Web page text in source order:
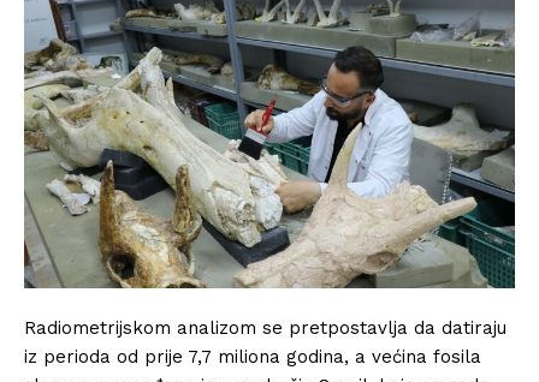
Radiometrijskom analizom se pretpostavlja da datiraju
iz perioda od prije 7,7 miliona godina, a većina fosila